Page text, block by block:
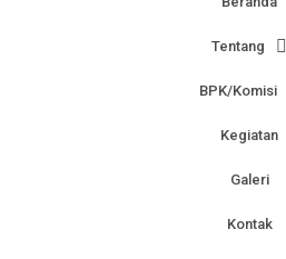
Tentang
BPK/Komisi
Kegiatan
Galeri
Kontak